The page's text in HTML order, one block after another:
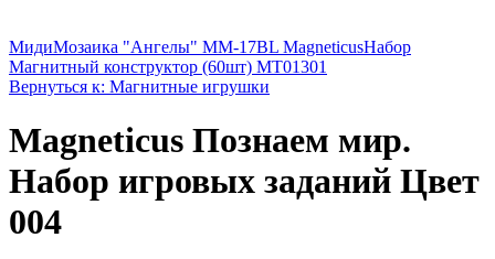
МидиМозаика "Ангелы" MM-17BL MagneticusНабор
Магнитный конструктор (60шт) MT01301
Вернуться к: Магнитные игрушки
Magneticus Познаем мир.
Набор игровых заданий Цвет
004